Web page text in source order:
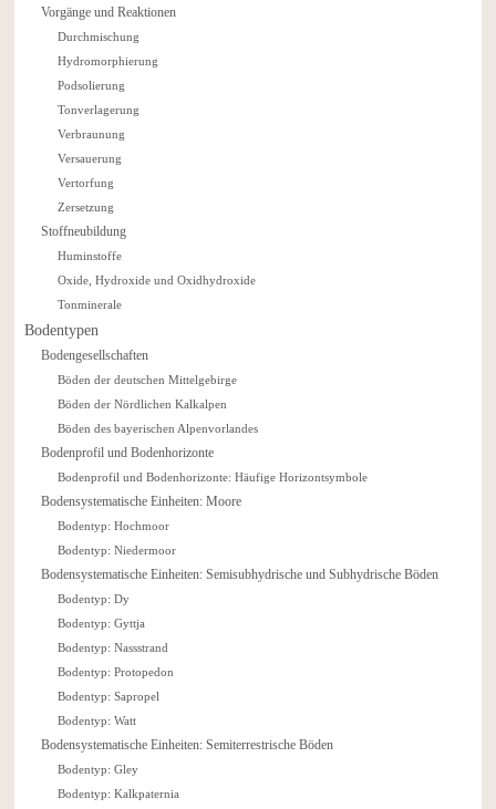
Vorgänge und Reaktionen
Durchmischung
Hydromorphierung
Podsolierung
Tonverlagerung
Verbraunung
Versauerung
Vertorfung
Zersetzung
Stoffneubildung
Huminstoffe
Oxide, Hydroxide und Oxidhydroxide
Tonminerale
Bodentypen
Bodengesellschaften
Böden der deutschen Mittelgebirge
Böden der Nördlichen Kalkalpen
Böden des bayerischen Alpenvorlandes
Bodenprofil und Bodenhorizonte
Bodenprofil und Bodenhorizonte: Häufige Horizontsymbole
Bodensystematische Einheiten: Moore
Bodentyp: Hochmoor
Bodentyp: Niedermoor
Bodensystematische Einheiten: Semisubhydrische und Subhydrische Böden
Bodentyp: Dy
Bodentyp: Gyttja
Bodentyp: Nassstrand
Bodentyp: Protopedon
Bodentyp: Sapropel
Bodentyp: Watt
Bodensystematische Einheiten: Semiterrestrische Böden
Bodentyp: Gley
Bodentyp: Kalkpaternia